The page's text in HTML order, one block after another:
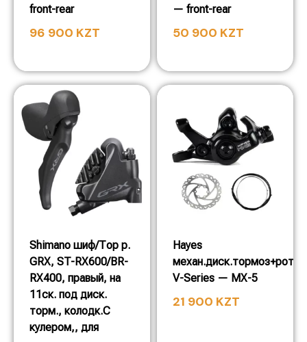
front-rear
96 900 KZT
— front-rear
50 900 KZT
Shimano шиф/Тор р.
GRX, ST-RX600/BR-
RX400, правый, на
11ск. под диск.
торм., колодк.С
кулером,, для
Hayes
механ.диск.тормоз+ротор
V-Series — MX-5
21 900 KZT